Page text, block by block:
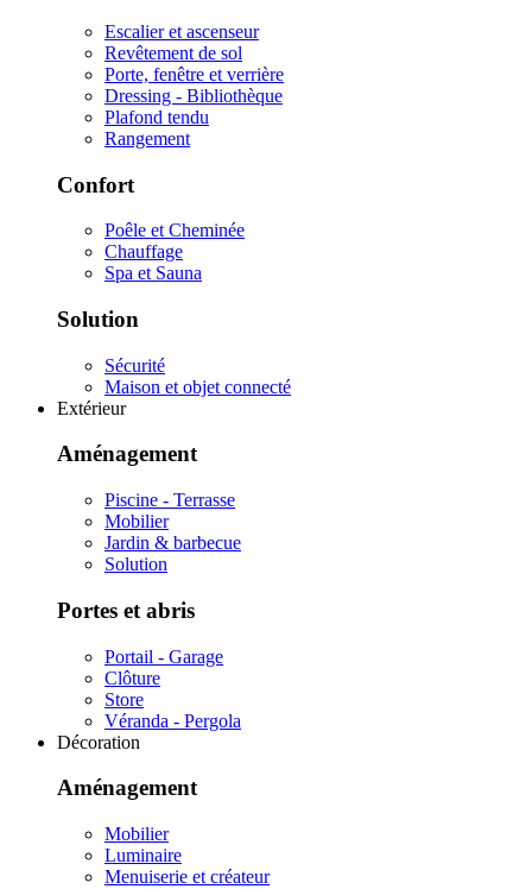
Escalier et ascenseur
Revêtement de sol
Porte, fenêtre et verrière
Dressing - Bibliothèque
Plafond tendu
Rangement
Confort
Poêle et Cheminée
Chauffage
Spa et Sauna
Solution
Sécurité
Maison et objet connecté
Extérieur
Aménagement
Piscine - Terrasse
Mobilier
Jardin & barbecue
Solution
Portes et abris
Portail - Garage
Clôture
Store
Véranda - Pergola
Décoration
Aménagement
Mobilier
Luminaire
Menuiserie et créateur